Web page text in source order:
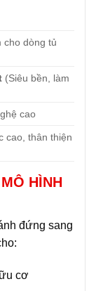
cho dòng tủ
(Siêu bền, làm
cao
cao, thân thiện
HÌNH
đứng sang
cơ